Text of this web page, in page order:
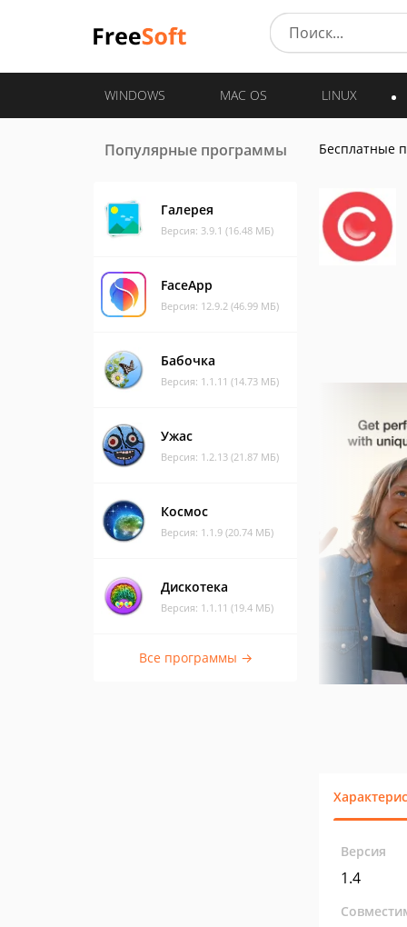
WINDOWS MAC OS LINUX
Популярные программы
Галерея
Версия: 3.9.1 (16.48 МБ)
FaceApp
Версия: 12.9.2 (46.99 МБ)
Бабочка
Версия: 1.1.11 (14.73 МБ)
Ужас
Версия: 1.2.13 (21.87 МБ)
Космос
Версия: 1.1.9 (20.74 МБ)
Дискотека
Версия: 1.1.11 (19.4 МБ)
Все программы →
Бесплатные
Версия
1.4